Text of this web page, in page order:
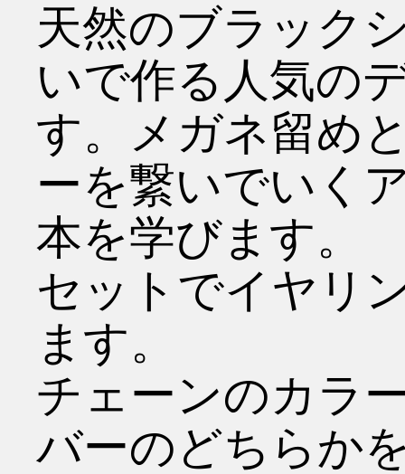
天然のブラック
いで作る人気の
す。メガネ留め
ーを繋いでいく
本を学びます。
セットでイヤリ
ます。
チェーンのカラ
バーのどちらか